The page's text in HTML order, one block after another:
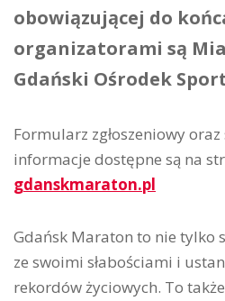
obowiązującej do
organizatorami są
Gdański Ośrodek
Formularz zgłoszeniowy oraz
informacje dostępne są na
gdanskmaraton.pl
Gdańsk Maraton to nie tylko
ze swoimi słabościami i
rekordów życiowych. To